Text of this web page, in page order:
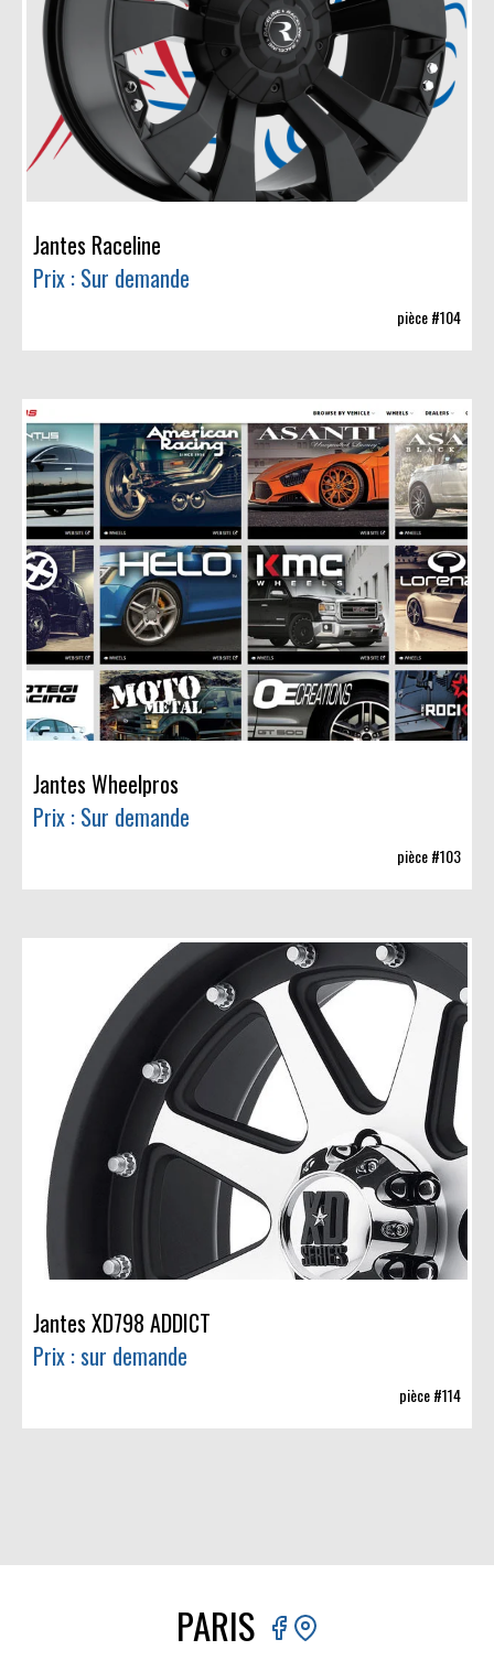
Jantes Raceline
Prix : Sur demande
pièce #104
Jantes Wheelpros
Prix : Sur demande
pièce #103
Jantes XD798 ADDICT
Prix : sur demande
pièce #114
PARIS